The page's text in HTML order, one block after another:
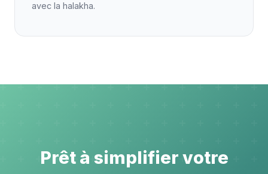
avec la halakha.
Prêt à simplifier votre